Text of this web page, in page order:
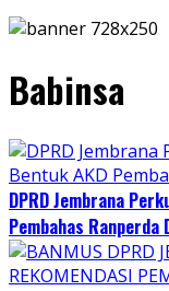
Babinsa
DPRD Jembrana
Pembahas Ranperda